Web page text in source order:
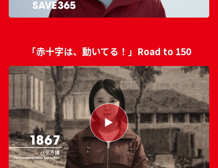
「赤十字は、動いてる！」Road to 150